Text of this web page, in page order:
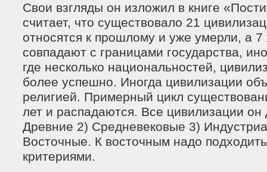
Свои взгляды он изложил в книге
считает, что существовало 21
относятся к прошлому и уже умерли, а 7
совпадают с границами государства,
где несколько национальностей,
более успешно. Иногда цивилизации
религией. Примерный цикл
лет и распадаются. Все цивилизации он
Древние 2) Средневековые 3)
Восточные. К восточным надо
критериями.